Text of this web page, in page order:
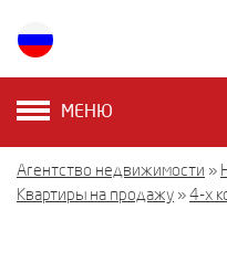
МЕНЮ
Агентство недвижимости »
Квартиры на продажу »4-х